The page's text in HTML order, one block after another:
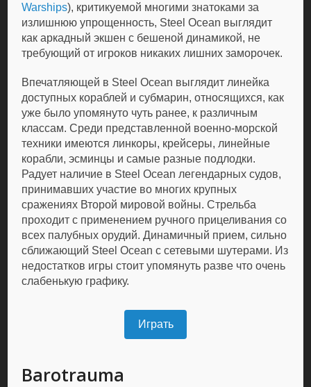
Warships), критикуемой многими знатоками за
излишнюю упрощенность, Steel Ocean выглядит
как аркадный экшен с бешеной динамикой, не
требующий от игроков никаких лишних заморочек.
Впечатляющей в Steel Ocean выглядит линейка
доступных кораблей и субмарин, относящихся, как
уже было упомянуто чуть ранее, к различным
классам. Среди представленной военно-морской
техники имеются линкоры, крейсеры, линейные
корабли, эсминцы и самые разные подлодки.
Радует наличие в Steel Ocean легендарных судов,
принимавших участие во многих крупных
сражениях Второй мировой войны. Стрельба
проходит с применением ручного прицеливания со
всех палубных орудий. Динамичный прием, сильно
сближающий Steel Ocean с сетевыми шутерами. Из
недостатков игры стоит упомянуть разве что очень
слабенькую графику.
Играть
Barotrauma